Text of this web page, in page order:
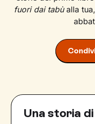
fuori dai tabùalla
Una storia